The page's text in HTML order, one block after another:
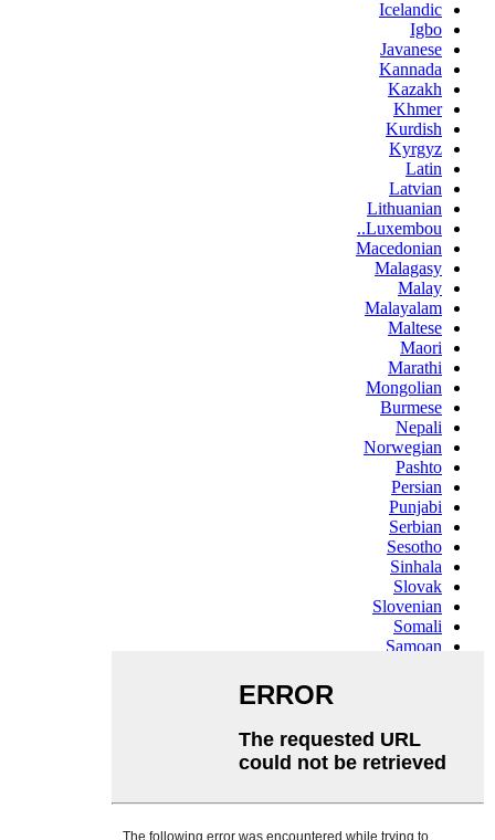
Icelandic
Igbo
Javanese
Kannada
Kazakh
Khmer
Kurdish
Kyrgyz
Latin
Latvian
Lithuanian
Luxembou..
Macedonian
Malagasy
Malay
Malayalam
Maltese
Maori
Marathi
Mongolian
Burmese
Nepali
Norwegian
Pashto
Persian
Punjabi
Serbian
Sesotho
Sinhala
Slovak
Slovenian
Somali
Samoan
Swahili
Tajik
Telugu